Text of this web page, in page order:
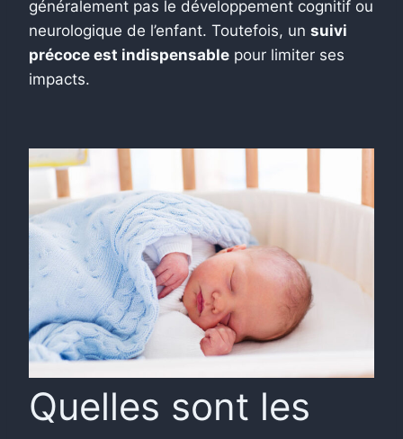
généralement pas le développement cognitif ou
neurologique de l’enfant. Toutefois, un suivi
précoce est indispensable pour limiter ses
impacts.
Quelles sont les